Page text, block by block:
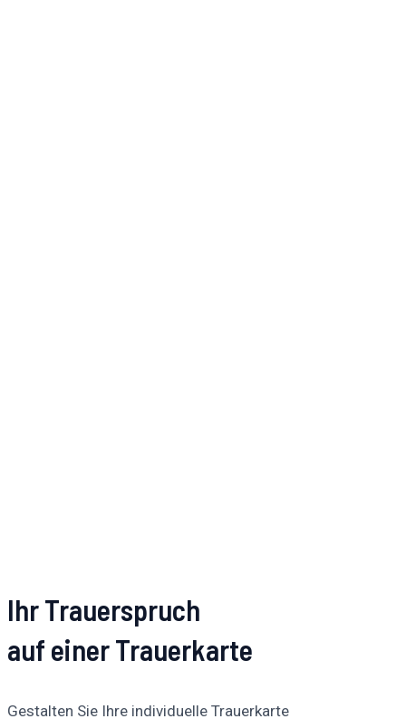
Ihr Trauerspruch
auf einer Trauerkarte
Gestalten Sie Ihre individuelle Trauerkarte